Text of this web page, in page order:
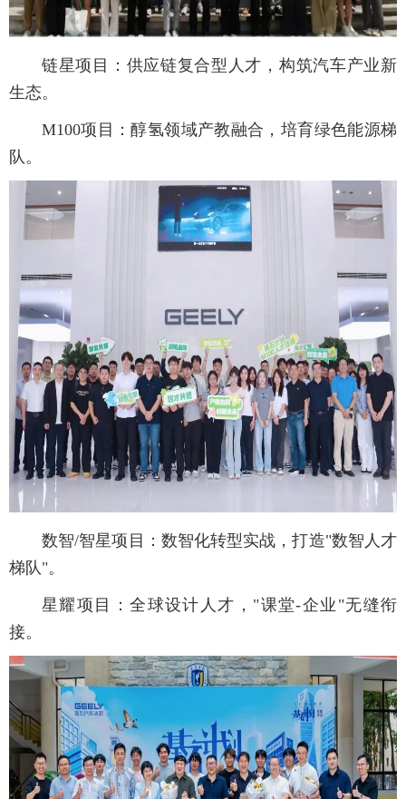
链星项目：供应链复合型人才，构筑汽车产业新
生态。
M100项目：醇氢领域产教融合，培育绿色能源梯
队。
数智/智星项目：数智化转型实战，打造"数智人才
梯队"。
星耀项目：全球设计人才，"课堂-企业"无缝衔
接。